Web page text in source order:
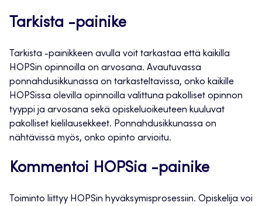
Tarkista -painike
Tarkista -painikkeen avulla voit tarkastaa että kaikilla
HOPSin opinnoilla on arvosana. Avautuvassa
ponnahdusikkunassa on tarkasteltavissa, onko kaikille
HOPSissa olevilla opinnoilla valittuna pakolliset opinnon
tyyppi ja arvosana sekä opiskeluoikeuteen kuuluvat
pakolliset kielilausekkeet. Ponnahdusikkunassa on
nähtävissä myös, onko opinto arvioitu.
Kommentoi HOPSia -painike
Toiminto liittyy HOPSin hyväksymisprosessiin. Opiskelija voi